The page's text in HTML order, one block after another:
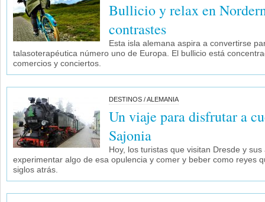
Bullicio y relax en
contrastes
Esta isla alemana aspira a convertirse
talasoterapéutica número uno de Europa. El bullicio está
comercios y conciertos.
DESTINOS / ALEMANIA
Un viaje para disfrutar a
Sajonia
Hoy, los turistas que visitan Dresde y
experimentar algo de esa opulencia y comer y beber como reyes
siglos atrás.